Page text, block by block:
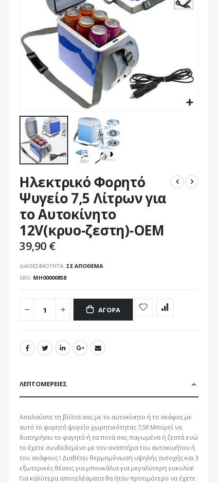
στην
αρχή
της
συλλογής
εικόνων
Ηλεκτρικό Φορητό
Ψυγείο 7,5 Λίτρων για
το Αυτοκίνητο
12V(κρυο-ζεστη)-ΟΕΜ
39,90 €
ΔΙΑΘΕΣΙΜΌΤΗΤΑ: ΣΕ ΑΠΌΘΕΜΑ
SKU ΜΗ00000858
ΑΓΟΡΆ
ΛΕΠΤΟΜΈΡΕΙΕΣ
Απολαύστε τη βόλτα σας με το αυτοκίνητο ή το σκάφος με
αυτό το φορητό ψυγείο χωρητικότητας 7,5l! Μπορεί να
διατηρήσει το φαγητό ή τα ποτά σας παγωμένα ή ζεστά ενώ
το έχετε συνδεδεμένο με τον αναπτήρα του αυτοκινήτου ή
του σκάφους ! Διαθέτει θερμομόνωση υψηλής αντοχής και 3
εξωτερικές θέσεις για μπουκάλια για μεγαλύτερη ευκολία!
Για καλύτερα αποτελέσματα θα ήταν προτιμότερο να έχετε